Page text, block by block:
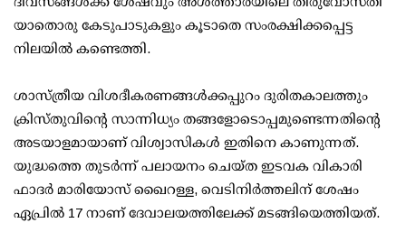
യാതൊരു കേടുപാടുകളും കൂടാതെ സംരക്ഷിക്കപ്പെട്ട
നിലയിൽ കണ്ടെത്തി.
ശാസ്ത്രീയ വിശദീകരണങ്ങൾക്കപ്പുറം ദുരിതകാലത്തും
ക്രിസ്തുവിന്റെ സാന്നിധ്യം തങ്ങളോടൊപ്പമുണ്ടെന്നതിന്റെ
അടയാളമായാണ് വിശ്വാസികൾ ഇതിനെ കാണുന്നത്.
യുദ്ധത്തെ തുടർന്ന് പലായനം ചെയ്ത ഇടവക വികാരി
ഫാദർ മാരിയോസ് ഖൈറള്ള, വെടിനിർത്തലിന് ശേഷം
ഏപ്രിൽ 17 നാണ് ദേവാലയത്തിലേക്ക് മടങ്ങിയെത്തിയത്.